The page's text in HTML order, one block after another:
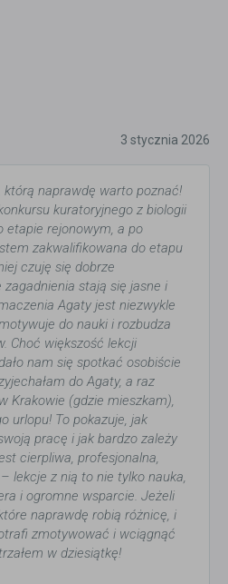
3 stycznia 2026
naprawdę warto poznać!
kuratoryjnego z biologii
etapie rejonowym, a po
zakwalifikowana do etapu
czuję się dobrze
stają się jasne i
Agaty jest niezwykle
do nauki i rozbudza
Choć większość lekcji
nam się spotkać osobiście
do Agaty, a raz
Krakowie (gdzie mieszkam),
urlopu! To pokazuje, jak
pracę i jak bardzo zależy
cierpliwa, profesjonalna,
lekcje z nią to nie tylko nauka,
i ogromne wsparcie. Jeżeli
naprawdę robią różnicę, i
zmotywować i wciągnąć
w dziesiątkę!